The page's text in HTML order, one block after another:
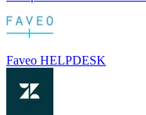
Faveo HELPDESK